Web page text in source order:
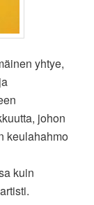
yhtye,
johon
keulahahmo
kuin